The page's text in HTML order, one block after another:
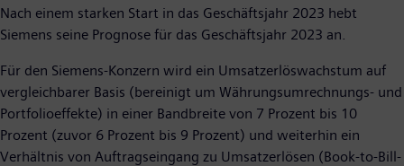
Nach einem starken Start in das Geschäftsjahr 2023 hebt
Siemens seine Prognose für das Geschäftsjahr 2023 an.
Für den Siemens-Konzern wird ein Umsatzerlöswachstum auf
vergleichbarer Basis (bereinigt um Währungsumrechnungs- und
Portfolioeffekte) in einer Bandbreite von 7 Prozent bis 10
Prozent (zuvor 6 Prozent bis 9 Prozent) und weiterhin ein
Verhältnis von Auftragseingang zu Umsatzerlösen (Book-to-Bill-